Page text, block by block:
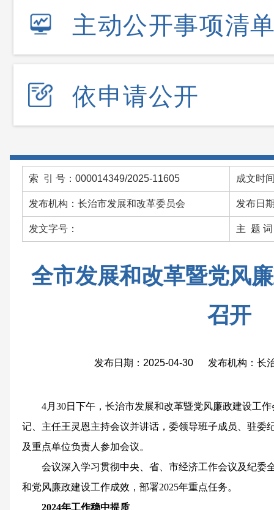
主动公开事项清
依申请公开
索 引 号：000014349/2025-11605 成文时
发布机构：长治市发展和改革委员会 发布日
发文字号： 主 题 词
全市发展和改革暨党风
召开
发布日期：2025-04-30 发布机构：长
4月30日下午，长治市发展和改革暨党风廉政建设工作
记、主任王灵恩主持会议并讲话，委领导班子成员、驻委
及重点单位负责人参加会议。
会议深入学习贯彻中央、省、市经济工作会议及纪委
和党风廉政建设工作成效，部署2025年重点任务。
2024年工作稳中提质